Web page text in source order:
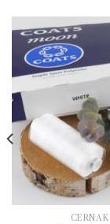
CÉRNÁK